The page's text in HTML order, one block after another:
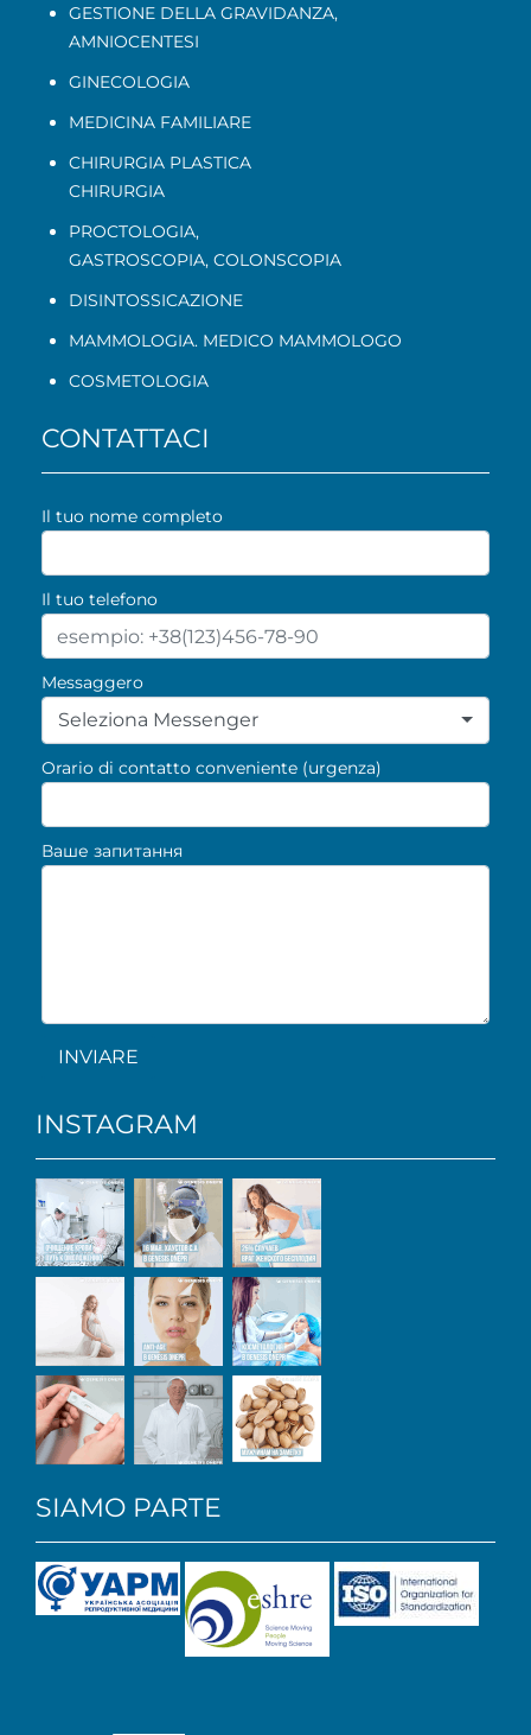
GESTIONE DELLA GRAVIDANZA,
AMNIOCENTESI
GINECOLOGIA
MEDICINA FAMILIARE
CHIRURGIA PLASTICA
CHIRURGIA
PROCTOLOGIA,
GASTROSCOPIA, COLONSCOPIA
DISINTOSSICAZIONE
MAMMOLOGIA. MEDICO MAMMOLOGO
COSMETOLOGIA
CONTATTACI
Il tuo nome completo
Il tuo telefono
Messaggero
Seleziona Messenger
Orario di contatto conveniente (urgenza)
Ваше запитання
INVIARE
INSTAGRAM
SIAMO PARTE